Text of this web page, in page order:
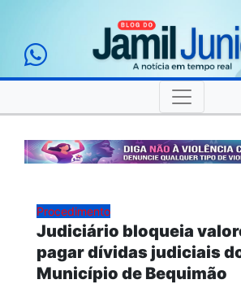
Procedimento
Judiciário bloqueia
pagar dívidas judiciais
Município de Bequimão